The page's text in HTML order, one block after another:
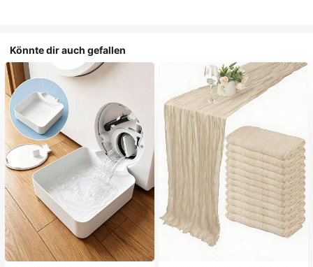
Könnte dir auch gefallen